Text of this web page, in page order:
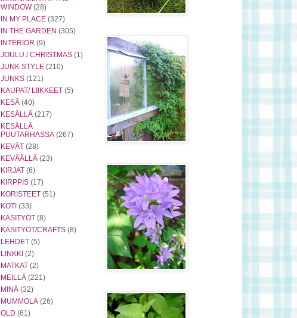
WINDOW (28)
IN MY PLACE (327)
IN THE GARDEN (305)
INTERIOR (9)
JOULU / CHRISTMAS (1)
JUNK STYLE (210)
JUNKS (121)
KAUPAT/ LIIKKEET (5)
KESÄ (40)
KESÄLLÄ (217)
KESÄLLÄ
PUUTARHASSA (267)
KEVÄT (28)
KEVÄÄLLÄ (23)
KIRJAT (6)
KIRPPIS (17)
KORISTEET (51)
KOTI (33)
KÄSITYÖT (8)
KÄSITYÖT/CRAFTS (8)
LEHDET (5)
LINKKI (2)
MATKAT (2)
MEILLÄ (221)
MINÄ (32)
MUMMOLA (26)
OLD (61)